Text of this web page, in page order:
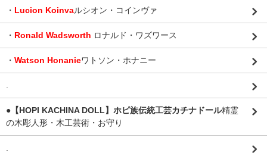
・ Lucion Koinvaルシオン・コインヴァ
・ Ronald Wadsworth ロナルド・ワズワース
・ Watson Honanieワトソン・ホナニー
.
●【HOPI KACHINA DOLL】ホピ族伝統工芸カチナドール精霊
の木彫人形・木工芸術・お守り
.